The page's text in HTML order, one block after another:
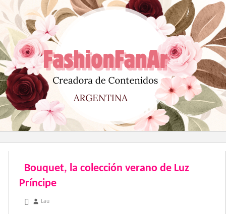
al
contenido
Bouquet, la colección verano de Luz
Príncipe
noviembre 30, 2012
Lau